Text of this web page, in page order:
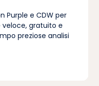
Purple e CDW per
veloce, gratuito e
preziose analisi